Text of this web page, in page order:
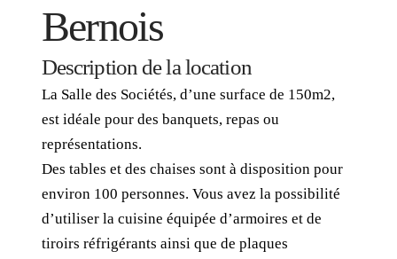
Bernois
Description de la location
La Salle des Sociétés, d’une surface de 150m2,
est idéale pour des banquets, repas ou
représentations.
Des tables et des chaises sont à disposition pour
environ 100 personnes. Vous avez la possibilité
d’utiliser la cuisine équipée d’armoires et de
tiroirs réfrigérants ainsi que de plaques